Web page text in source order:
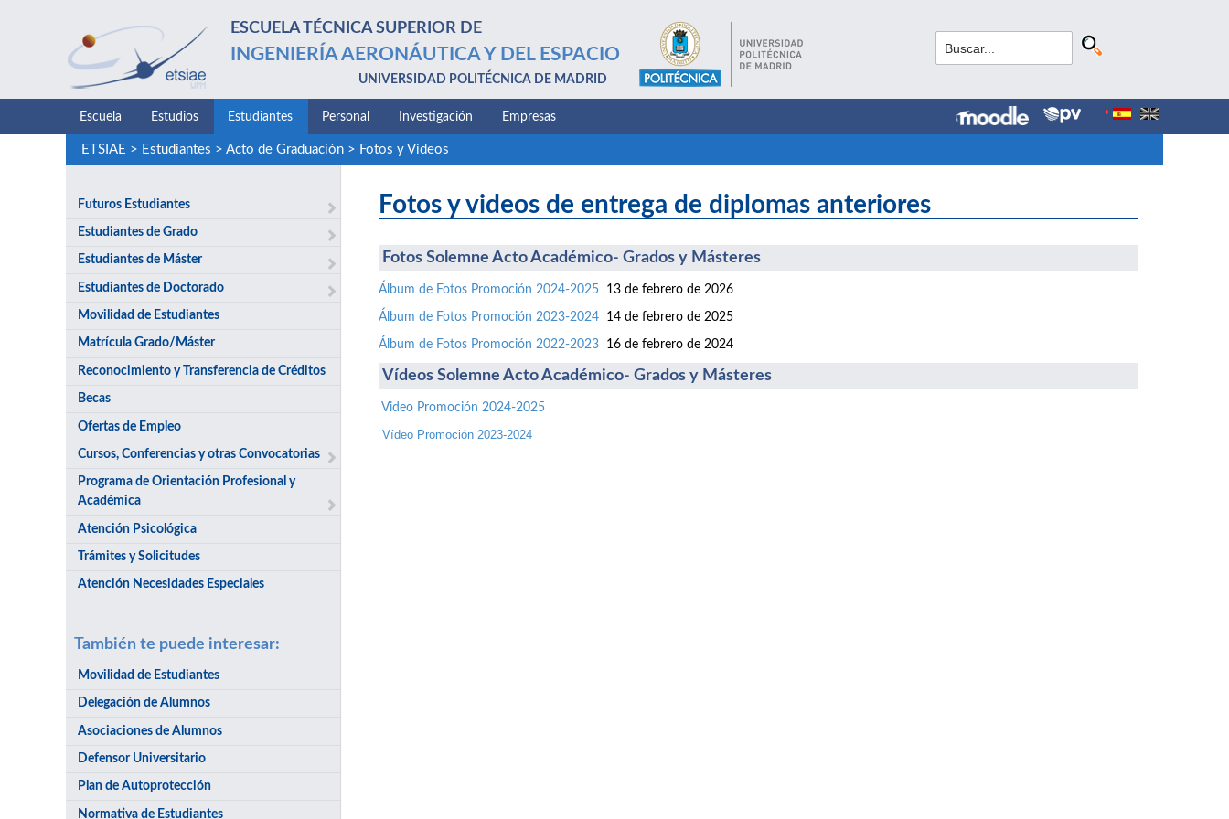
ESCUELA TÉCNICA SUPERIOR DE
INGENIERÍA AERONÁUTICA Y DEL ESPACIO
UNIVERSIDAD POLITÉCNICA DE MADRID
Escuela Estudios Estudiantes Personal Investigación Empresas
ETSIAE > Estudiantes > Acto de Graduación> Fotos y Videos
Futuros Estudiantes
Estudiantes de Grado
Estudiantes de Máster
Estudiantes de Doctorado
Movilidad de Estudiantes
Matrícula Grado/Máster
Reconocimiento y Transferencia de Créditos
Becas
Ofertas de Empleo
Cursos, Conferencias y otras Convocatorias
Programa de Orientación Profesional y
Académica
Atención Psicológica
Trámites y Solicitudes
Atención Necesidades Especiales
También te puede interesar:
Movilidad de Estudiantes
Delegación de Alumnos
Asociaciones de Alumnos
Defensor Universitario
Plan de Autoprotección
Normativa de Estudiantes
Fotos y videos de entrega de diplomas anteriores
Fotos Solemne Acto Académico- Grados y Másteres
Álbum de Fotos Promoción 2024-2025 13 de febrero de 2026
Álbum de Fotos Promoción 2023-2024 14 de febrero de 2025
Álbum de Fotos Promoción 2022-2023 16 de febrero de 2024
Vídeos Solemne Acto Académico- Grados y Másteres
Video Promoción 2024-2025
Vídeo Promoción 2023-2024